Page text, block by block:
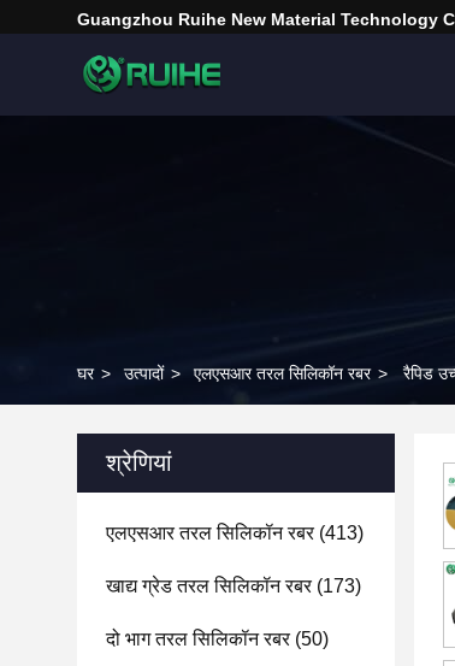
Guangzhou Ruihe New Material Technology
घर > उत्पादों > एलएसआर तरल सिलिकॉन रबर > रैपिड
श्रेणियां
एलएसआर तरल सिलिकॉन रबर(413)
खाद्य ग्रेड तरल सिलिकॉन रबर(173)
दो भाग तरल सिलिकॉन रबर(50)